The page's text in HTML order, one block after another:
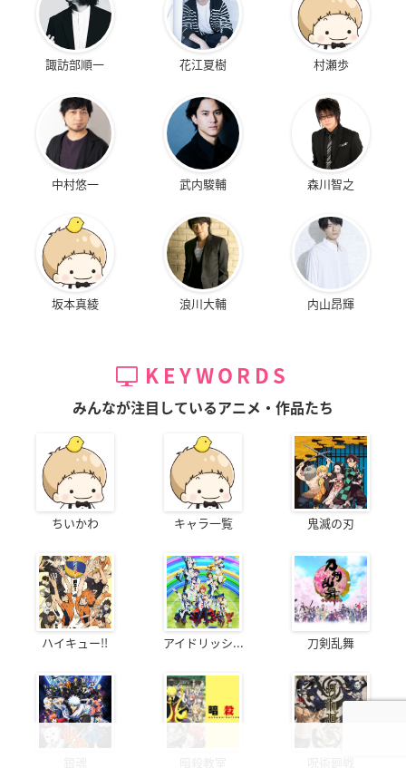
諏訪部順一 花江夏樹 村瀬歩
中村悠一 武内駿輔 森川智之
坂本真綾 浪川大輔 内山昂輝
KEYWORDS
みんなが注目しているアニメ・作品たち
ちいかわ キャラ一覧 鬼滅の刃
ハイキュー!! アイドリッシ... 刀剣乱舞